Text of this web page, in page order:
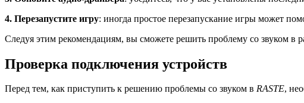
4. Перезапустите игру: иногда простое перезапускание игры может
Следуя этим рекомендациям, вы сможете решить проблему со звуком в
Проверка подключения устройств
Перед тем, как приступить к решению проблемы со звуком в RASTE,